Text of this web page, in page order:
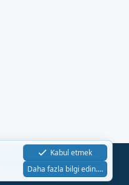
R
S
S
XenForo Ltd.
Kabul etmek
Daha fazla bilgi edin.…